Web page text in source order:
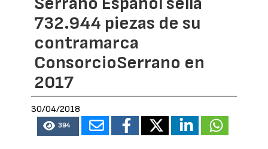
732.944 piezas de su
contramarca
ConsorcioSerrano en
2017
30/04/2018
394